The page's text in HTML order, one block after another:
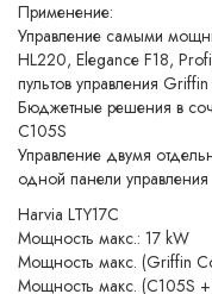
Применение:
Управление самыми
HL220, Elegance F18,
пультов управления
Бюджетные решения в
C105S
Управление двумя
одной панели управления
Harvia LTY17C
Мощность макс.: 17 kW
Мощность макс. (Griffin
Мощность макс. (C105S +